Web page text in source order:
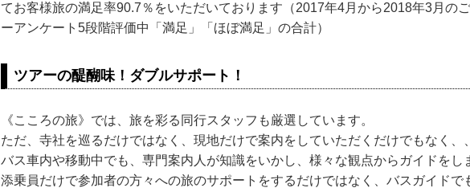
てお客様旅の満足率90.7％をいただいております（2017年4月から2018年3月の
ーアンケート5段階評価中「満足」「ほぼ満足」の合計）
ツアーの醍醐味！ダブルサポート！
《こころの旅》では、旅を彩る同行スタッフも厳選しています。
ただ、寺社を巡るだけではなく、現地だけで案内をしていただくだけでもなく、
バス車内や移動中でも、専門案内人が知識をいかし、様々な観点からガイドをし
添乗員だけで参加者の方々への旅のサポートをするだけではなく、バスガイドで